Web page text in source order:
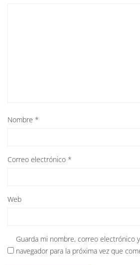
Nombre *
Correo electrónico *
Web
Guarda mi nombre, correo electrónico
navegador para la próxima vez que